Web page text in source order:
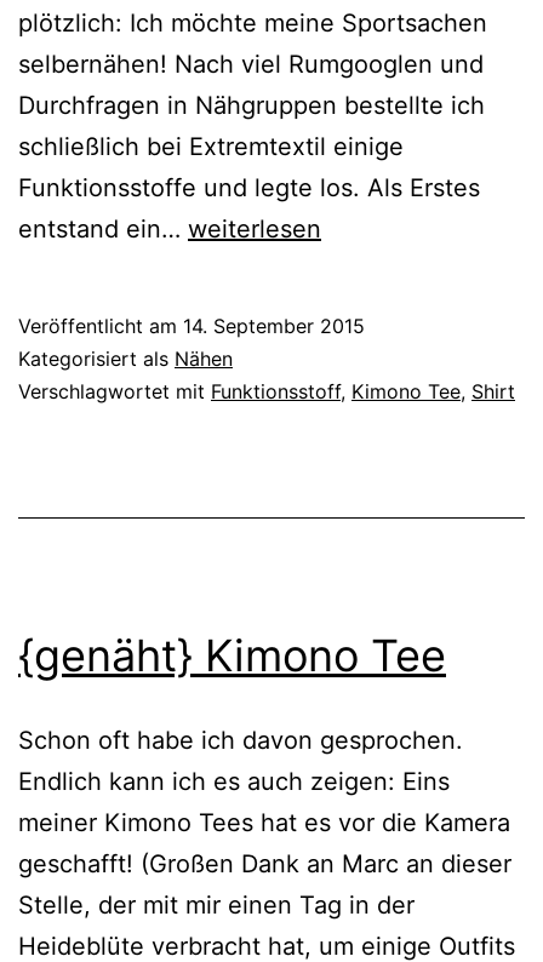
plötzlich: Ich möchte meine Sportsachen
selbernähen! Nach viel Rumgooglen und
Durchfragen in Nähgruppen bestellte ich
schließlich bei Extremtextil einige
Funktionsstoffe und legte los. Als Erstes
entstand ein… {genäht}
Live.
Love.
weiterlesen
Veröffentlicht am 14. September 2015
Kategorisiert als Nähen
Verschlagwortet mit Funktionsstoff, Kimono Tee, Shirt
{genäht} Kimono Tee
Schon oft habe ich davon gesprochen.
Endlich kann ich es auch zeigen: Eins
meiner Kimono Tees hat es vor die Kamera
geschafft! (Großen Dank an Marc an dieser
Stelle, der mit mir einen Tag in der
Heideblüte verbracht hat, um einige Outfits